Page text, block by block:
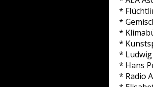
*
*
*
*
*
* Hans
* Radio